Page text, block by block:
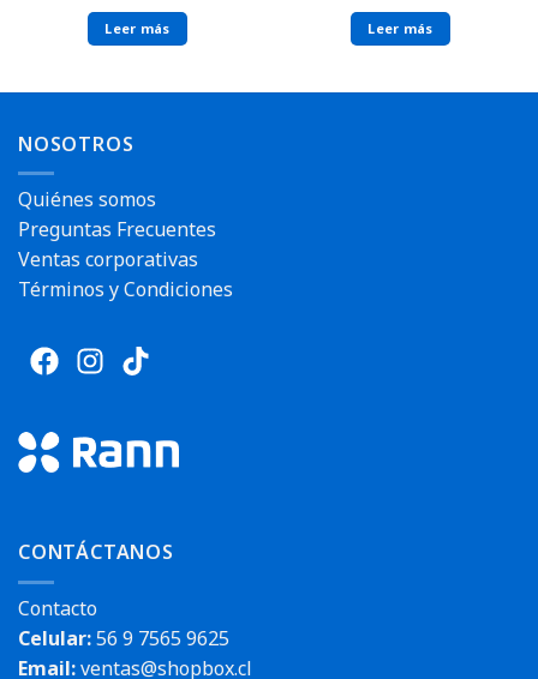
Leer más Leer más
NOSOTROS
Quiénes somos
Preguntas Frecuentes
Ventas corporativas
Términos y Condiciones
CONTÁCTANOS
Contacto
Celular:56 9 7565 9625
Email:ventas@shopbox.cl